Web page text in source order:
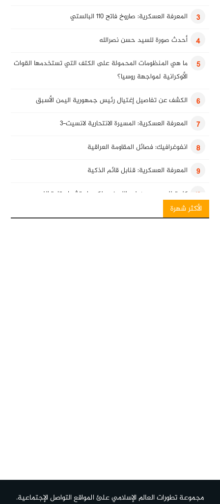
3 المعرفة العسكرية: صاروخ فاتح 110 البالستي
4 أحدث صورة للسيد حسن نصرالله
5
ما هي المنظومات المحمولة على الكتف التي تستخدمها القوات
الأوكرانية لمواجهة روسيا؟
6 الكشف عن تفاصيل إغتيال رئيس جمهورية اليمن الأسبق
7 المعرفة العسكرية: المسيرة الانتحارية لانسيت-3
8 انفوغرافيك: فصائل المقاومة العراقية
9 المعرفة العسكرية: قنابل قائم الذكية
10 كلمة للسيد حسن نصرالله في ذكرى استشهاد قادة النصر
الأكثر شهرة
مجموعة تطورات العالم الإسلامي علئ المواقع التواصل الإجتماعية.